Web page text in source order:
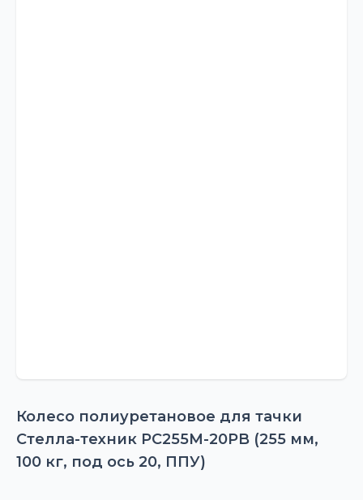
Колесо полиуретановое для тачки
Стелла-техник PC255M-20PB (255 мм,
100 кг, под ось 20, ППУ)